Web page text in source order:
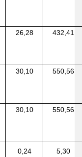
26,28 432,41
30,10 550,56
30,10 550,56
0,24 5,30